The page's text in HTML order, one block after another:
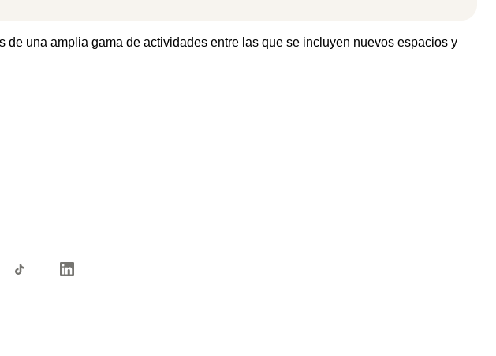
una amplia gama de actividades entre las que se incluyen nuevos espacios y